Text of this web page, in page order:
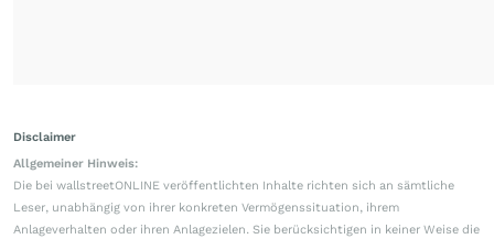
Disclaimer
Allgemeiner Hinweis:
Die bei wallstreetONLINE veröffentlichten Inhalte richten sich an sämtliche
Leser, unabhängig von ihrer konkreten Vermögenssituation, ihrem
Anlageverhalten oder ihren Anlagezielen. Sie berücksichtigen in keiner Weise die